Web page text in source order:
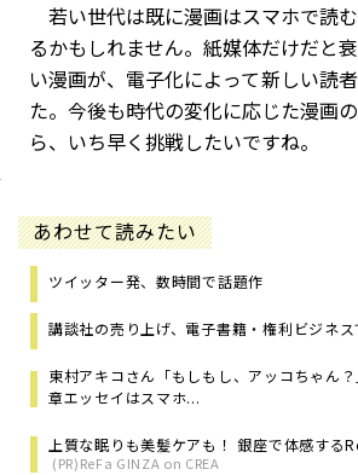
若い世代は既に漫画はスマホで読
るかもしれません。紙媒体だけだと
い漫画が、電子化によって新しい読
た。今後も時代の変化に応じた漫画
ら、いち早く挑戦したいですね。
あわせて読みたい
ツイッター発、数時間で話題作
講談社の売り上げ、電子書籍・権利ビジネス
東村アキコさん「もしもし、アッコちゃん
章エッセイはスマホ...
上質な眠りも美髪ケアも！ 銀座で体感する
(PR)ReFa GINZA on CREA